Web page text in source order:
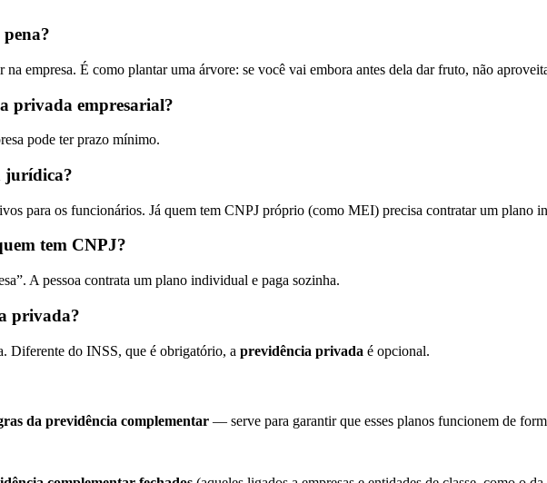
empresa. É como plantar uma árvore: se você vai embora antes dela dar fruto, não
privada empresarial?
pode ter prazo mínimo.
jurídica?
para os funcionários. Já quem tem CNPJ próprio (como MEI) precisa contratar um plano
tem CNPJ?
A pessoa contrata um plano individual e paga sozinha.
privada?
Diferente do INSS, que é obrigatório, a previdência privada é opcional.
da previdência complementar — serve para garantir que esses planos funcionem de